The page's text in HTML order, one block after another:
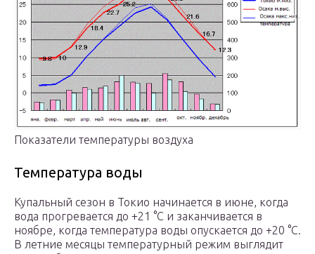
Показатели температуры воздуха
Температура воды
Купальный сезон в Токио начинается в июне, когда
вода прогревается до +21 °C и заканчивается в
ноябре, когда температура воды опускается до +20 °C.
В летние месяцы температурный режим выглядит